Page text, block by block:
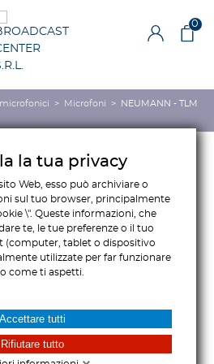
0
> Microfoni >
NEUMANN - TLM
la tua privacy
Web, esso può archiviare o
sul tuo browser, principalmente
\". Queste informazioni, che
te, le tue preferenze o il tuo
(computer, tablet o dispositivo
utilizzate per far funzionare
come ti aspetti.
Accettare tutti
Rifiutare tutto